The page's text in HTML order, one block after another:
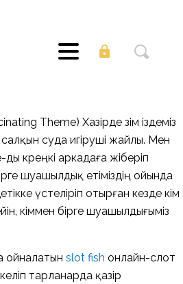
Theme) Хазірде өзім іздеміз
суда игіруші жайлы. Мен
көреңкі аркадаға жіберіп
шуашылдық етіміздің ойында
үстеліріп отырған кезде кім
кіммен бірге шуашылдығыміз
ойналатын slot fish онлайн-слот
тарланарда қазір